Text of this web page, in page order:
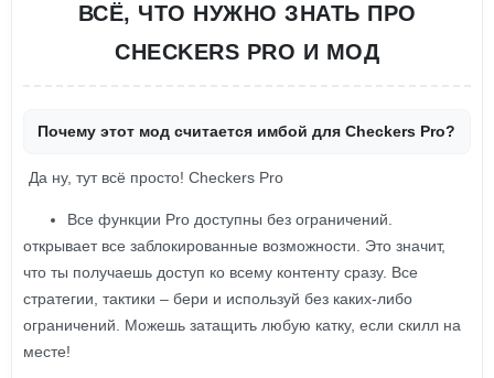
ВСЁ, ЧТО НУЖНО ЗНАТЬ ПРО
CHECKERS PRO И МОД
Почему этот мод считается имбой для Checkers Pro?
Да ну, тут всё просто! Checkers Pro
Все функции Pro доступны без ограничений.
открывает все заблокированные возможности. Это значит,
что ты получаешь доступ ко всему контенту сразу. Все
стратегии, тактики – бери и используй без каких-либо
ограничений. Можешь затащить любую катку, если скилл на
месте!